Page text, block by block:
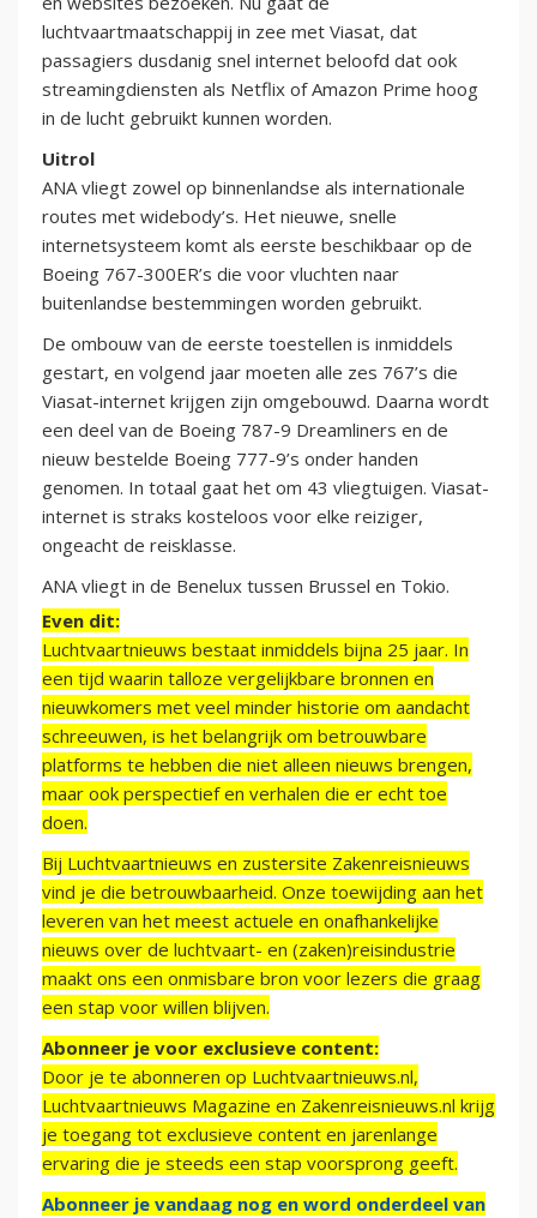
luchtvaartmaatschappij in zee met Viasat, dat
passagiers dusdanig snel internet beloofd dat ook
streamingdiensten als Netflix of Amazon Prime hoog
in de lucht gebruikt kunnen worden.
Uitrol
ANA vliegt zowel op binnenlandse als internationale
routes met widebody’s. Het nieuwe, snelle
internetsysteem komt als eerste beschikbaar op de
Boeing 767-300ER’s die voor vluchten naar
buitenlandse bestemmingen worden gebruikt.
De ombouw van de eerste toestellen is inmiddels
gestart, en volgend jaar moeten alle zes 767’s die
Viasat-internet krijgen zijn omgebouwd. Daarna wordt
een deel van de Boeing 787-9 Dreamliners en de
nieuw bestelde Boeing 777-9’s onder handen
genomen. In totaal gaat het om 43 vliegtuigen. Viasat-
internet is straks kosteloos voor elke reiziger,
ongeacht de reisklasse.
ANA vliegt in de Benelux tussen Brussel en Tokio.
Even dit:
Luchtvaartnieuws bestaat inmiddels bijna 25 jaar. In
een tijd waarin talloze vergelijkbare bronnen en
nieuwkomers met veel minder historie om aandacht
schreeuwen, is het belangrijk om betrouwbare
platforms te hebben die niet alleen nieuws brengen,
maar ook perspectief en verhalen die er echt toe
doen.
Bij Luchtvaartnieuws en zustersite Zakenreisnieuws
vind je die betrouwbaarheid. Onze toewijding aan het
leveren van het meest actuele en onafhankelijke
nieuws over de luchtvaart- en (zaken)reisindustrie
maakt ons een onmisbare bron voor lezers die graag
een stap voor willen blijven.
Abonneer je voor exclusieve content:
Door je te abonneren op Luchtvaartnieuws.nl,
Luchtvaartnieuws Magazine en Zakenreisnieuws.nl krijg
je toegang tot exclusieve content en jarenlange
ervaring die je steeds een stap voorsprong geeft.
Abonneer je vandaag nog en word onderdeel van